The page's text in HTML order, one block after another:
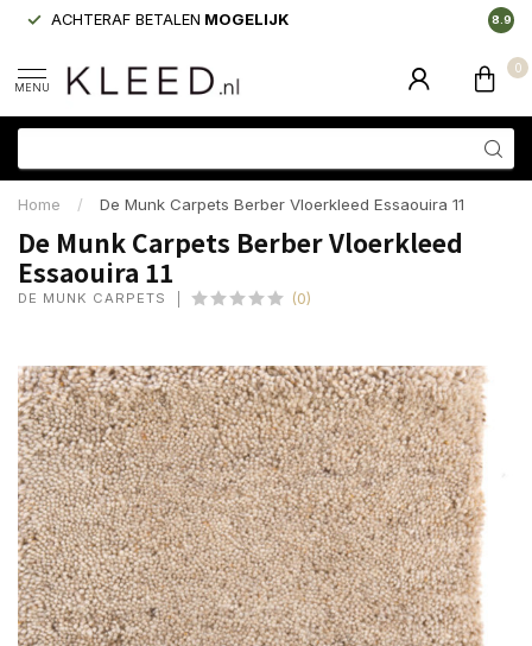
ACHTERAF BETALEN MOGELIJK 8.9
MENU
0
Home / De Munk Carpets Berber Vloerkleed Essaouira 11
De Munk Carpets Berber Vloerkleed
Essaouira 11
DE MUNK CARPETS (0)